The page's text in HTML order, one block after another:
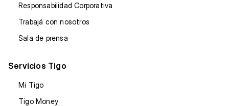
Responsabilidad Corporativa
Trabajá con nosotros
Sala de prensa
Servicios Tigo
Mi Tigo
Tigo Money